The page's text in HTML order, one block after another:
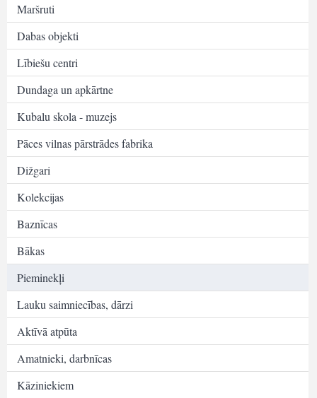
Maršruti
Dabas objekti
Lībiešu centri
Dundaga un apkārtne
Kubalu skola - muzejs
Pāces vilnas pārstrādes fabrika
Dižgari
Kolekcijas
Baznīcas
Bākas
Pieminekļi
Lauku saimniecības, dārzi
Aktīvā atpūta
Amatnieki, darbnīcas
Kāziniekiem